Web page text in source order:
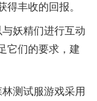
丰收的回报。
妖精们进行互动
它们的要求，建
测试服游戏采用